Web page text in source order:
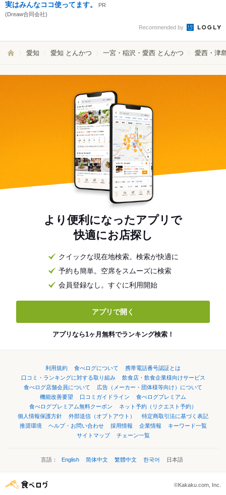
実はみんなココ使ってます。
PR
(Dreaw合同会社)
Recommended by
愛知 愛知 とんかつ 一宮・稲沢・愛西 とんかつ 愛西・津
より便利になったアプリで
快適にお店探し
クイックな現在地検索。検索が快適に
予約も簡単。空席をスムーズに検索
会員登録なし。すぐに利用開始
アプリで開く
アプリなら1ヶ月無料でランキング検索！
利用規約 食べログについて
携帯電話番号認証とは
口コミ・ランキングに対する取り組み
飲食店・飲食企業様向けサービス
食べログ店舗会員について
広告（メーカー・団体様等向け）について
機能改善要望
口コミガイドライン
食べログプレミアム
食べログプレミアム無料クーポン
ネット予約（リクエスト予約）
個人情報保護方針
外部送信（オプトアウト）
特定商取引法に基づく表記
推奨環境
ヘルプ・お問い合わせ 採用情報 企業情報
キーワード一覧
サイトマップ
チェーン一覧
言語： English 简体中文 繁體中文 한국어 日本語
©Kakaku.com, Inc.